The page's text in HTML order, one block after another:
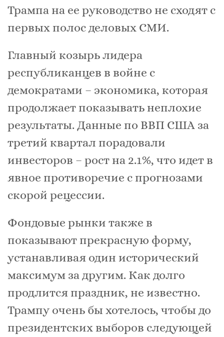
Трампа на ее руководство не сходят с
первых полос деловых СМИ.
Главный козырь лидера
республиканцев в войне с
демократами – экономика, которая
продолжает показывать неплохие
результаты. Данные по ВВП США за
третий квартал порадовали
инвесторов – рост на 2.1%, что идет в
явное противоречие с прогнозами
скорой рецессии.
Фондовые рынки также в
показывают прекрасную форму,
устанавливая один исторический
максимум за другим. Как долго
продлится праздник, не известно.
Трампу очень бы хотелось, чтобы до
президентских выборов следующей